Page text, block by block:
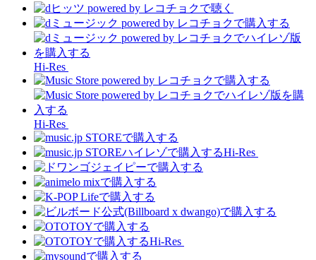
Hi-Res
Hi-Res
Hi-Res
Hi-Res